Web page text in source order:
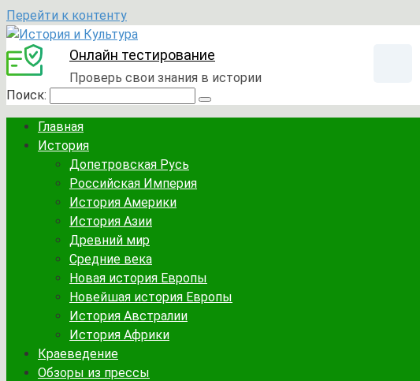
Перейти к контенту
Онлайн тестирование
Проверь свои знания в истории
Поиск:
Главная
История
Допетровская Русь
Российская Империя
История Америки
История Азии
Древний мир
Средние века
Новая история Европы
Новейшая история Европы
История Австралии
История Африки
Краеведение
Обзоры из прессы